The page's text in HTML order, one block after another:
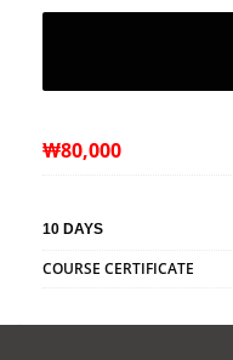
₩80,000
10 DAYS
COURSE CERTIFICATE